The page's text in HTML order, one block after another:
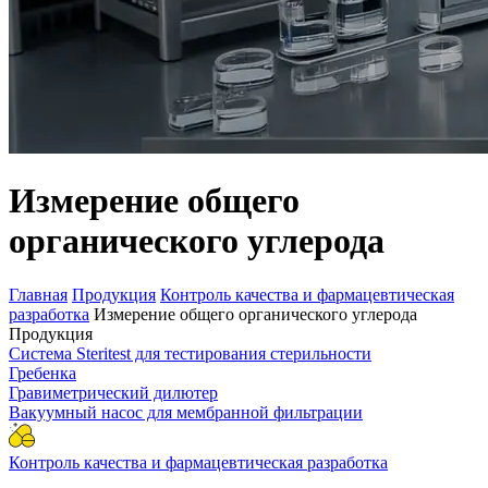
Измерение общего
органического углерода
Главная Продукция Контроль качества и фармацевтическая
разработка Измерение общего органического углерода
Продукция
Система Steritest для тестирования стерильности
Гребенка
Гравиметрический дилютер
Вакуумный насос для мембранной фильтрации
Контроль качества и фармацевтическая разработка